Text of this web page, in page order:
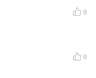
局限性
(2008). Articular
of
与组织更新
0
0